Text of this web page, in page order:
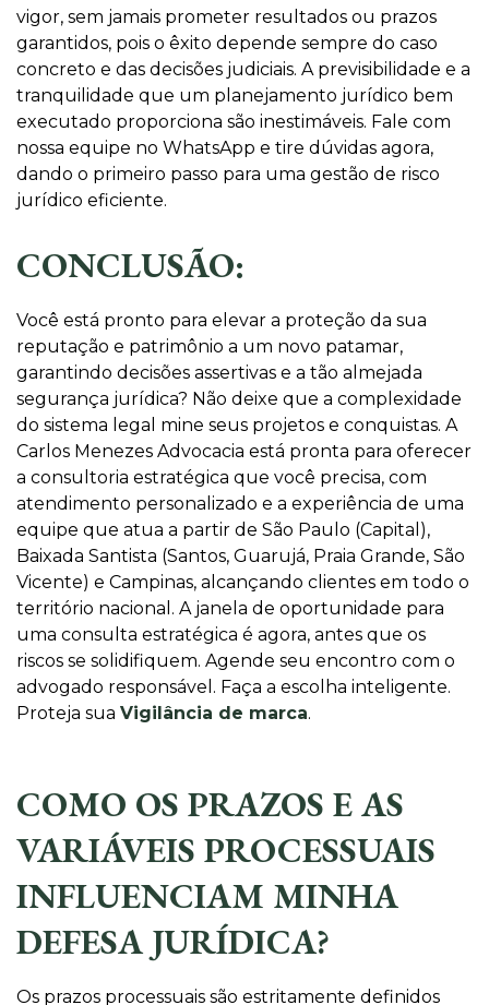
vigor, sem jamais prometer resultados ou prazos
garantidos, pois o êxito depende sempre do caso
concreto e das decisões judiciais. A previsibilidade e a
tranquilidade que um planejamento jurídico bem
executado proporciona são inestimáveis. Fale com
nossa equipe no WhatsApp e tire dúvidas agora,
dando o primeiro passo para uma gestão de risco
jurídico eficiente.
CONCLUSÃO:
Você está pronto para elevar a proteção da sua
reputação e patrimônio a um novo patamar,
garantindo decisões assertivas e a tão almejada
segurança jurídica? Não deixe que a complexidade
do sistema legal mine seus projetos e conquistas. A
Carlos Menezes Advocacia está pronta para oferecer
a consultoria estratégica que você precisa, com
atendimento personalizado e a experiência de uma
equipe que atua a partir de São Paulo (Capital),
Baixada Santista (Santos, Guarujá, Praia Grande, São
Vicente) e Campinas, alcançando clientes em todo o
território nacional. A janela de oportunidade para
uma consulta estratégica é agora, antes que os
riscos se solidifiquem. Agende seu encontro com o
advogado responsável. Faça a escolha inteligente.
Proteja sua Vigilância de marca.
COMO OS PRAZOS E AS
VARIÁVEIS PROCESSUAIS
INFLUENCIAM MINHA
DEFESA JURÍDICA?
Os prazos processuais são estritamente definidos